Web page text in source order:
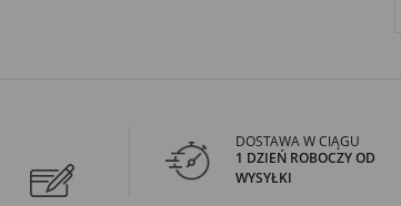
DOSTAWA W CIĄGU
1 DZIEŃ ROBOCZY OD
WYSYŁKI